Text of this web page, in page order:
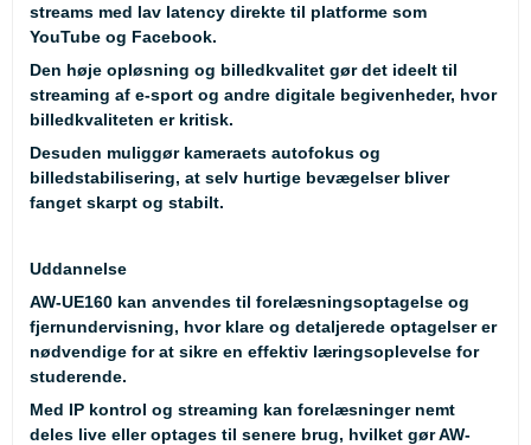
streams med lav latency direkte til platforme som
YouTube og Facebook.
Den høje opløsning og billedkvalitet gør det ideelt til
streaming af e-sport og andre digitale begivenheder, hvor
billedkvaliteten er kritisk.
Desuden muliggør kameraets autofokus og
billedstabilisering, at selv hurtige bevægelser bliver
fanget skarpt og stabilt.
Uddannelse
AW-UE160 kan anvendes til forelæsningsoptagelse og
fjernundervisning, hvor klare og detaljerede optagelser er
nødvendige for at sikre en effektiv læringsoplevelse for
studerende.
Med IP kontrol og streaming kan forelæsninger nemt
deles live eller optages til senere brug, hvilket gør AW-